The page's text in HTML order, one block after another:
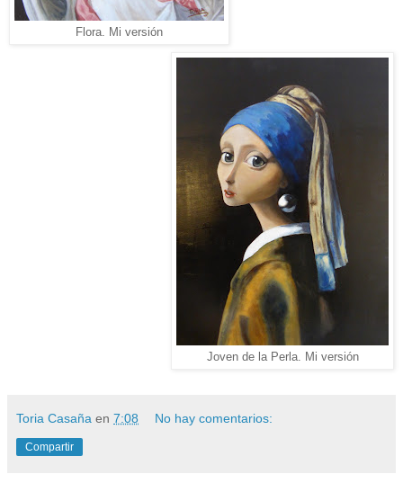
Flora. Mi versión
Joven de la Perla. Mi versión
Toria Casaña en 7:08 No hay comentarios:
Compartir